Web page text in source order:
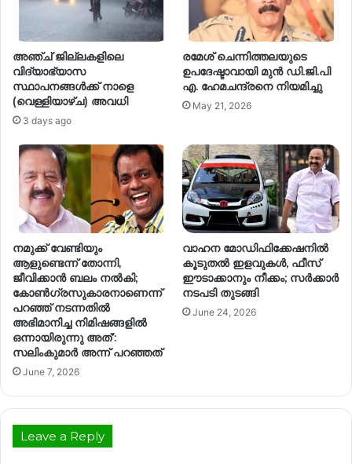
അഞ്ച് ജില്ലകളിലെ
വിദ്യാഭ്യാസ
സ്ഥാപനങ്ങൾക്ക് നാളെ
(വെള്ളിയാഴ്ച) അവധി
3 days ago
രമേശ് ചെന്നിത്തലയുടെ
ഉപദേഷ്ടാവായി മുൻ ഡി.ജി.പി
എ. ഹേമചന്ദ്രനെ നിയമിച്ചു
May 21, 2026
നമുക്ക് വേണ്ടിയും
ആളുണ്ടെന്ന് തോന്നി,
ജീവിക്കാൻ ബലം നൽകി;
കോൺ​ഗ്രസുകാരനാണെന്ന്
പറഞ്ഞ് നടന്നതിൽ
അഭിമാനിച്ച നിമിഷങ്ങളിൽ
ഒന്നായിരുന്നു അത്’:
സലിംകുമാര്‍ അന്ന് പറഞ്ഞത്
June 7, 2026
വാഹന മോഡിഫിക്കേഷനിൽ
കൂടുതൽ ഇളവുകൾ, ഫീസ്
ഈടാക്കാനും നീക്കം; സർക്കാർ
നടപടി തുടങ്ങി
June 24, 2026
Leave a Reply